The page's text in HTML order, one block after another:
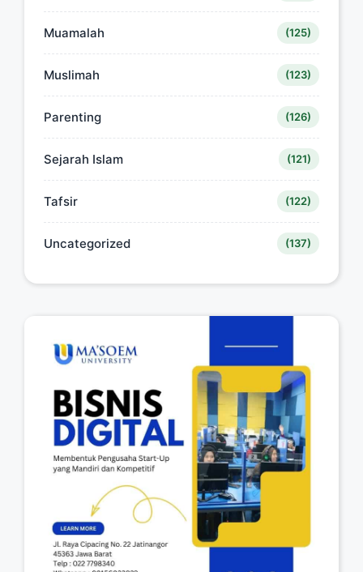
Muamalah (125)
Muslimah (123)
Parenting (126)
Sejarah Islam (121)
Tafsir (122)
Uncategorized (137)